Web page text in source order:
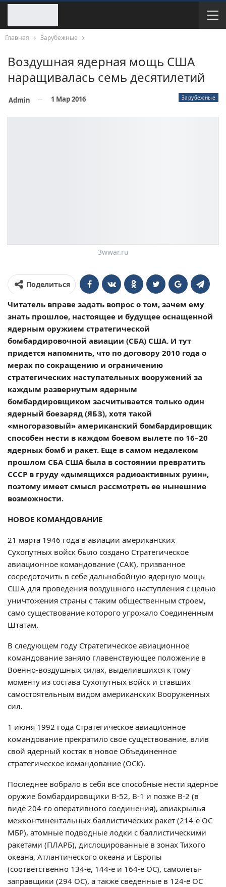
Главная Зарубежные
Воздушная ядерная мощь США
наращивалась семь десятилетий
Зарубежные
Admin 1 Мар 2016
3wwar.ru
Поделиться
Читатель вправе задать вопрос о том, зачем ему
знать прошлое, настоящее и будущее оснащенной
ядерным оружием стратегической
бомбардировочной авиации (СБА) США. И тут
придется напомнить, что по договору 2010 года о
мерах по сокращению и ограничению
стратегических наступательных вооружений за
каждым развернутым ядерным
бомбардировщиком засчитывается только один
ядерный боезаряд (ЯБЗ), хотя такой
«многоразовый» американский бомбардировщик
способен нести в каждом боевом вылете по 16–20
ядерных бомб и ракет. Еще в самом недалеком
прошлом СБА США была в состоянии превратить
СССР в груду «дымящихся радиоактивных руин»,
поэтому имеет смысл рассмотреть ее нынешние
возможности.
НОВОЕ КОМАНДОВАНИЕ
21 марта 1946 года в авиации американских
Сухопутных войск было создано Стратегическое
авиационное командование (САК), призванное
сосредоточить в себе дальнобойную ядерную мощь
США для проведения воздушного наступления с целью
уничтожения страны с таким общественным строем,
само существование которого угрожало Соединенным
Штатам.
В следующем году Стратегическое авиационное
командование заняло главенствующее положение в
Военно-воздушных силах, выделившихся к тому
моменту из состава Сухопутных войск и ставших
самостоятельным видом американских Вооруженных
сил.
1 июня 1992 года Стратегическое авиационное
командование прекратило свое существование, влив
свой ядерный костяк в новое Объединенное
стратегическое командование (ОСК).
Последнее вобрало в себя все способные нести ядерное
оружие бомбардировщики В-52, В-1 и позже В-2 (в
виде 204-го оперативного соединения), авиакрылья
межконтинентальных баллистических ракет (214-е ОС
МБР), атомные подводные лодки с баллистическими
ракетами (ПЛАРБ), дислоцированные в зонах Тихого
океана, Атлантического океана и Европы
(соответственно 134-е, 144-е и 164-е ОС), самолеты-
заправщики (294 ОС), а также сведенные в 124-е ОС